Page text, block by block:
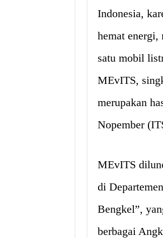
Indonesia,
hemat energi,
satu mobil
MEvITS,
merupakan
Nopember
MEvITS
di
Bengkel”,
berbagai